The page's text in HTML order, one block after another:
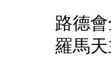
路德
羅馬